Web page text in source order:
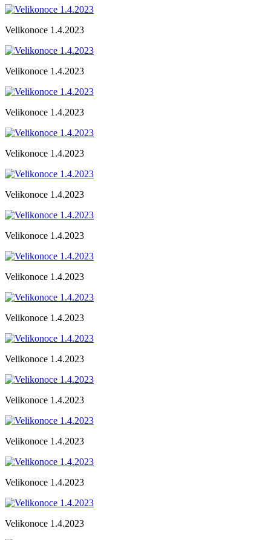
Velikonoce 1.4.2023
Velikonoce 1.4.2023
Velikonoce 1.4.2023
Velikonoce 1.4.2023
Velikonoce 1.4.2023
Velikonoce 1.4.2023
Velikonoce 1.4.2023
Velikonoce 1.4.2023
Velikonoce 1.4.2023
Velikonoce 1.4.2023
Velikonoce 1.4.2023
Velikonoce 1.4.2023
Velikonoce 1.4.2023